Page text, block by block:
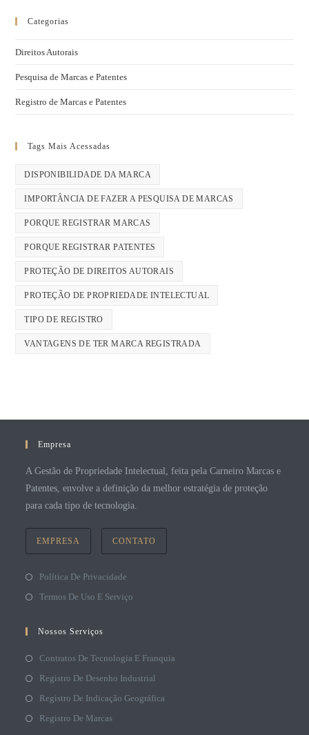
Categorias
Direitos Autorais
Pesquisa de Marcas e Patentes
Registro de Marcas e Patentes
Tags Mais Acessadas
DISPONIBILIDADE DA MARCA
IMPORTÂNCIA DE FAZER A PESQUISA DE MARCAS
PORQUE REGISTRAR MARCAS
PORQUE REGISTRAR PATENTES
PROTEÇÃO DE DIREITOS AUTORAIS
PROTEÇÃO DE PROPRIEDADE INTELECTUAL
TIPO DE REGISTRO
VANTAGENS DE TER MARCA REGISTRADA
Empresa
A Gestão de Propriedade Intelectual, feita pela Carneiro Marcas e
Patentes, envolve a definição da melhor estratégia de proteção
para cada tipo de tecnologia.
EMPRESA CONTATO
Política De Privacidade
Termos De Uso E Serviço
Nossos Serviços
Contratos De Tecnologia E Franquia
Registro De Desenho Industrial
Registro De Indicação Geográfica
Registro De Marcas